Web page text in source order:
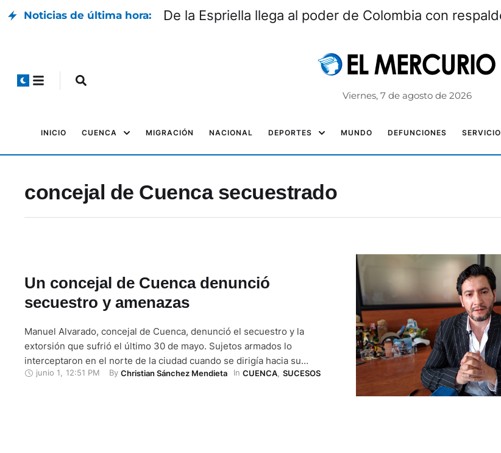
Noticias de última hora: De la Espriella llega al poder de Colombia con
Viernes, 7 de agosto de 2026
INICIO CUENCA MIGRACIÓN NACIONAL DEPORTES MUNDO DEFUNCIONES
concejal de Cuenca secuestrado
Un concejal de Cuenca denunció
secuestro y amenazas
Manuel Alvarado, concejal de Cuenca, denunció el secuestro y la
extorsión que sufrió el último 30 de mayo. Sujetos armados lo
interceptaron en el norte de la ciudad cuando se dirigía hacia su
domicilio. Relató que el hecho comenzó tras un daño en una llanta de su
junio 1 12:51 PM By Christian Sánchez Mendieta In CUENCA, SUCESOS